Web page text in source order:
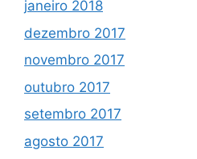
janeiro 2018
dezembro 2017
novembro 2017
outubro 2017
setembro 2017
agosto 2017